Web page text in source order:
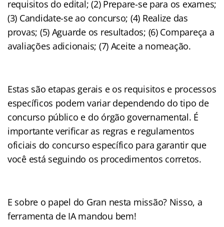
requisitos do edital; (2) Prepare-se para os exames;
(3) Candidate-se ao concurso; (4) Realize das
provas; (5) Aguarde os resultados; (6) Compareça a
avaliações adicionais; (7) Aceite a nomeação.
Estas são etapas gerais e os requisitos e processos
específicos podem variar dependendo do tipo de
concurso público e do órgão governamental. É
importante verificar as regras e regulamentos
oficiais do concurso específico para garantir que
você está seguindo os procedimentos corretos.
E sobre o papel do Gran nesta missão? Nisso, a
ferramenta de IA mandou bem!